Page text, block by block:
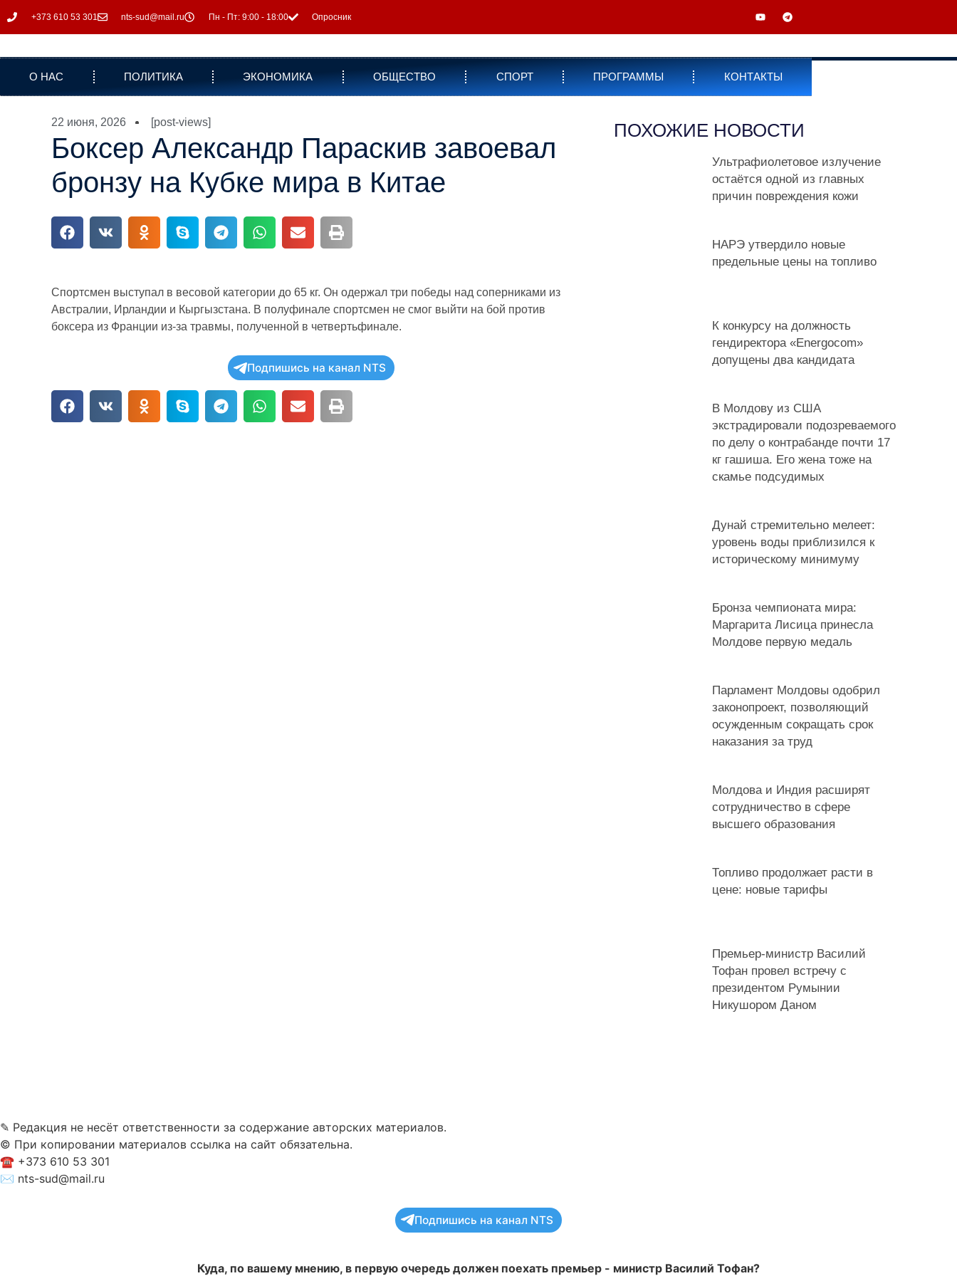
+373 610 53 301 nts-sud@mail.ru Пн - Пт: 9:00 - 18:00 Опросник
О НАС ПОЛИТИКА ЭКОНОМИКА ОБЩЕСТВО СПОРТ ПРОГРАММЫ КОНТАКТЫ
22 июня, 2026 [post-views]
Боксер Александр Параскив завоевал
бронзу на Кубке мира в Китае
Спортсмен выступал в весовой категории до 65 кг. Он одержал три победы над соперниками из
Австралии, Ирландии и Кыргызстана. В полуфинале спортсмен не смог выйти на бой против
боксера из Франции из-за травмы, полученной в четвертьфинале.
Подпишись на канал NTS
ПОХОЖИЕ НОВОСТИ
Ультрафиолетовое излучение
остаётся одной из главных
причин повреждения кожи
НАРЭ утвердило новые
предельные цены на топливо
К конкурсу на должность
гендиректора «Energocom»
допущены два кандидата
В Молдову из США
экстрадировали подозреваемого
по делу о контрабанде почти 17
кг гашиша. Его жена тоже на
скамье подсудимых
Дунай стремительно мелеет:
уровень воды приблизился к
историческому минимуму
Бронза чемпионата мира:
Маргарита Лисица принесла
Молдове первую медаль
Парламент Молдовы одобрил
законопроект, позволяющий
осужденным сокращать срок
наказания за труд
Молдова и Индия расширят
сотрудничество в сфере
высшего образования
Топливо продолжает расти в
цене: новые тарифы
Премьер-министр Василий
Тофан провел встречу с
президентом Румынии
Никушором Даном
✎ Редакция не несёт ответственности за содержание авторских материалов.
© При копировании материалов ссылка на сайт обязательна.
☎︎ +373 610 53 301
✉ nts-sud@mail.ru
Подпишись на канал NTS
Куда, по вашему мнению, в первую очередь должен поехать премьер - министр Василий Тофан?